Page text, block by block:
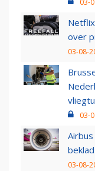
03-
over
03-08-
03-
03-08-